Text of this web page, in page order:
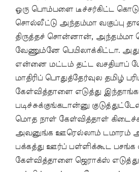
ஒரு பொம்பளை டீச்சர்கிட்ட
சொல்லீட்டு அந்தம்மா வகுப்பு
திருத்தச் சொன்னான், அந்தம்மா
வேணும்னே பெயிலாக்கிட்டா.
என்னை மட்டம் தட்ட வசதியாப்
மாதிரிப் பொதுத்தேர்வுல தமிழ்
கேள்வித்தாளை எடுத்து
படிச்சுக்குங்கடான்னு
மொத நாள் கேள்வித்தாள்
அவனுங்க ஊரெல்லாம் டமாரம்
பக்கத்து ஊர்ப் பள்ளிக்கூட
கேள்வித்தாளை ஜெராக்ஸ்